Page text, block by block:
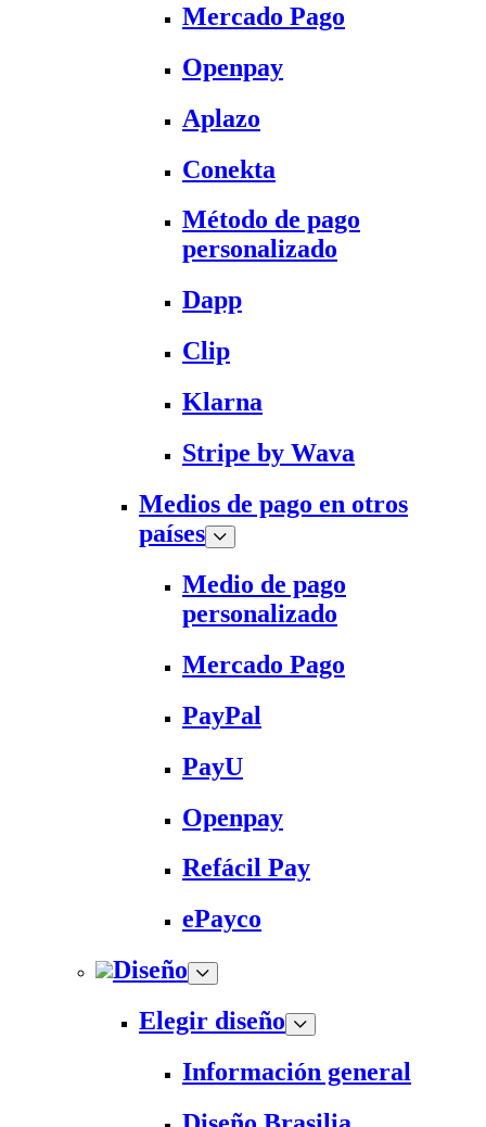
Mercado Pago
Openpay
Aplazo
Conekta
Método de pago
personalizado
Dapp
Clip
Klarna
Stripe by Wava
Medios de pago en otros
países
Medio de pago
personalizado
Mercado Pago
PayPal
PayU
Openpay
Refácil Pay
ePayco
Diseño
Elegir diseño
Información general